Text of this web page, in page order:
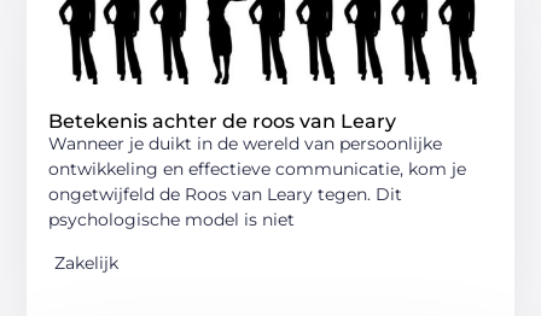
Betekenis achter de roos van Leary
Wanneer je duikt in de wereld van persoonlijke
ontwikkeling en effectieve communicatie, kom je
ongetwijfeld de Roos van Leary tegen. Dit
psychologische model is niet
Zakelijk